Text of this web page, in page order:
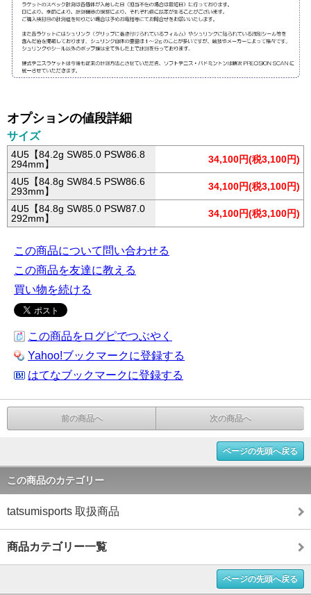
オプションの値段詳細
サイズ
4U5【84.2g SW85.0 PSW86.8
294mm】
34,100円(税3,100円)
4U5【84.8g SW84.5 PSW86.6
293mm】
34,100円(税3,100円)
4U5【84.8g SW85.0 PSW87.0
292mm】
34,100円(税3,100円)
この商品について問い合わせる
この商品を友達に教える
買い物を続ける
この商品をログピでつぶやく
Yahoo!ブックマークに登録する
はてなブックマークに登録する
前の商品へ 次の商品へ
ページの先頭へ戻る
この商品のカテゴリー
tatsumisports 取扱商品
商品カテゴリー一覧
ページの先頭へ戻る